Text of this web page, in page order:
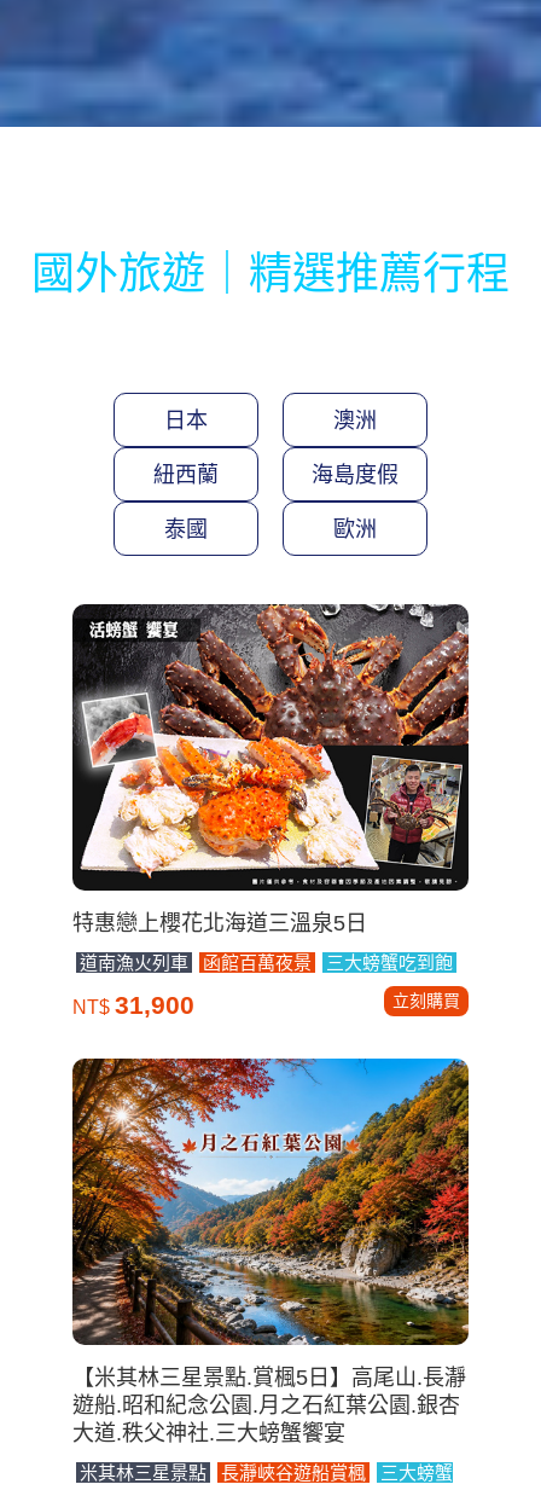
國外旅遊｜精選推薦行程
日本 澳洲
紐西蘭 海島度假
泰國 歐洲
特惠戀上櫻花北海道三溫泉5日
道南漁火列車 函館百萬夜景 三大螃蟹吃到飽
NT$ 31,900 立刻購買
【米其林三星景點.賞楓5日】高尾山.長瀞
遊船.昭和紀念公園.月之石紅葉公園.銀杏
大道.秩父神社.三大螃蟹饗宴
米其林三星景點 長瀞峽谷遊船賞楓
三大螃蟹